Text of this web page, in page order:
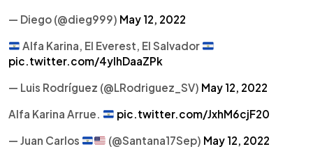
— Diego (@dieg999) May 12, 2022
Alfa Karina, El Everest, El Salvador
pic.twitter.com/4yIhDaaZPk
— Luis Rodríguez (@LRodriguez_SV) May 12, 2022
Alfa Karina Arrue.
pic.twitter.com/JxhM6cjF20
— Juan Carlos
(@Santana17Sep) May 12, 2022